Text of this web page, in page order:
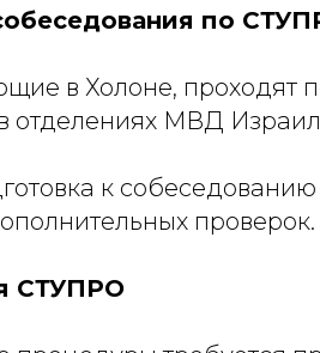
по
в Холоне, проходят
отделениях МВД
к
проверок.
СТУПРО